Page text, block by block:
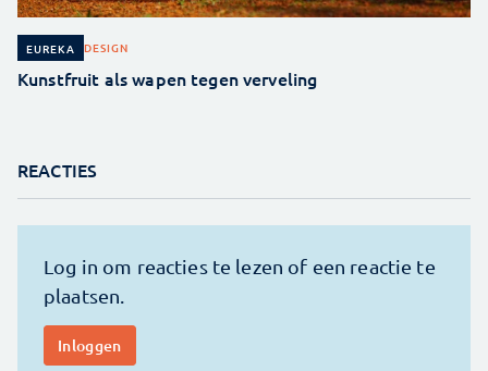
EUREKA DESIGN
Kunstfruit als wapen tegen verveling
REACTIES